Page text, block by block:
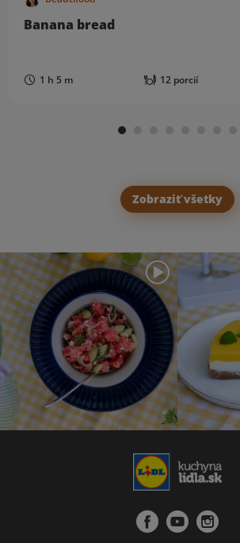
Banana bread
1 h 5 m 12 porcií
Zobraziť všetky